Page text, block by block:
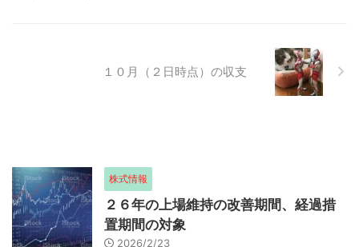
１０月（２日時点）の収支
株式情報
２６年の上場維持の改善期間、経過措
置期間の対象
2026/2/23